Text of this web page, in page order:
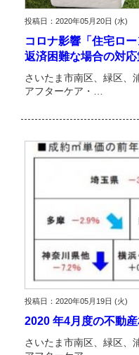
投稿日：2020年05月20日 (水)
コロナ影響「住宅ロ
返済困難な場合の対応
さいたま市南区、緑区、
アフターケア・…
投稿日：2020年05月19日 (火)
2020 年4月度の不動
さいたま市南区、緑区、